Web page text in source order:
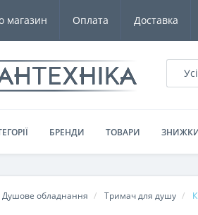
магазин Оплата Доставка
БРЕНДИ ТОВАРИ
Душове обладнання Тримач для душу